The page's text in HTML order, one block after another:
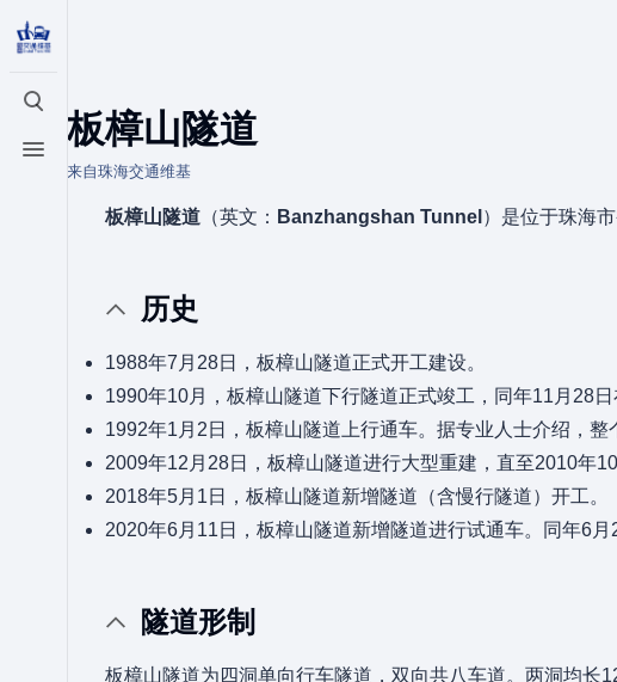
打开/关闭搜索
打开/关闭菜单
板樟山隧道
来自珠海交通维基
板樟山隧道 （英文： Banzhangshan Tunnel ）是位于珠海
历史
1988年7月28日，板樟山隧道正式开工建设。
1990年10月，板樟山隧道下行隧道正式竣工，同年11月28
1992年1月2日，板樟山隧道上行通车。据专业人士介绍，整
2009年12月28日，板樟山隧道进行大型重建，直至2010年
2018年5月1日，板樟山隧道新增隧道（含慢行隧道）开工。
2020年6月11日，板樟山隧道新增隧道进行试通车。同年6月
隧道形制
板樟山隧道为四洞单向行车隧道，双向共八车道。两洞均长